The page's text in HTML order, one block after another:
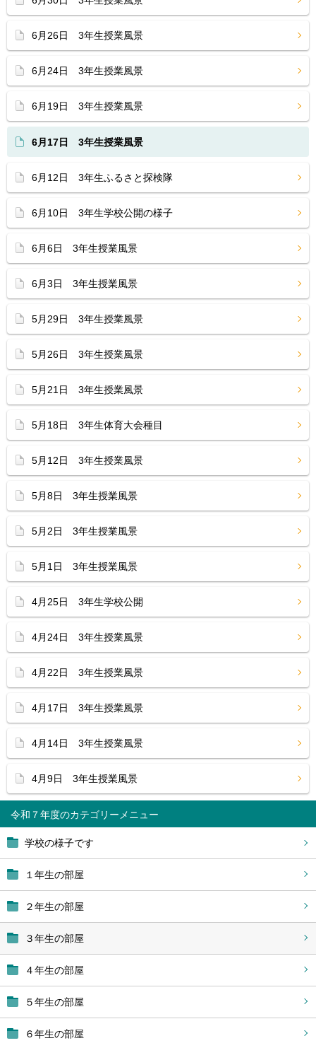
令和７年度
学校の様子です
１年生の部屋
２年生の部屋
３年生の部屋
４年生の部屋
５年生の部屋
６年生の部屋
6月26日 3年生授業風景
6月24日 3年生授業風景
6月19日 3年生授業風景
6月17日 3年生授業風景
6月12日 3年生ふるさと探検隊
6月10日 3年生学校公開の様子
6月6日 3年生授業風景
6月3日 3年生授業風景
5月29日 3年生授業風景
5月26日 3年生授業風景
5月21日 3年生授業風景
5月18日 3年生体育大会種目
5月12日 3年生授業風景
5月8日 3年生授業風景
5月2日 3年生授業風景
5月1日 3年生授業風景
4月25日 3年生学校公開
4月24日 3年生授業風景
4月22日 3年生授業風景
4月17日 3年生授業風景
4月14日 3年生授業風景
4月9日 3年生授業風景